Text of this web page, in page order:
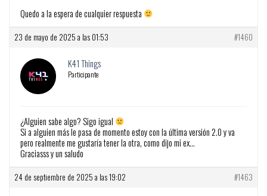
Quedo a la espera de cualquier respuesta
23 de mayo de 2025 a las 01:53 #1460
K41 Things
Participante
¿Alguien sabe algo? Sigo igual
Si a alguien más le pasa de momento estoy con la última versión 2.0 y va
pero realmente me gustaría tener la otra, como dijo mi ex…
Graciasss y un saludo
24 de septiembre de 2025 a las 19:02 #1463